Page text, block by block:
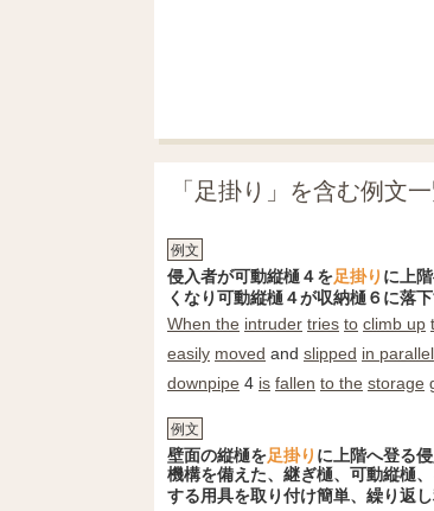
「足掛り」を含む例文
例文
侵入者が可動縦樋４を足掛り に上
くなり可動縦樋４が収納樋６に落下
When the intruder tries to climb up
easily moved and slipped in parallel
downpipe 4 is fallen to the storage
例文
壁面の縦樋を足掛り に上階へ登る
機構を備えた、継ぎ樋、可動縦樋
する用具を取り付け簡単、繰り返